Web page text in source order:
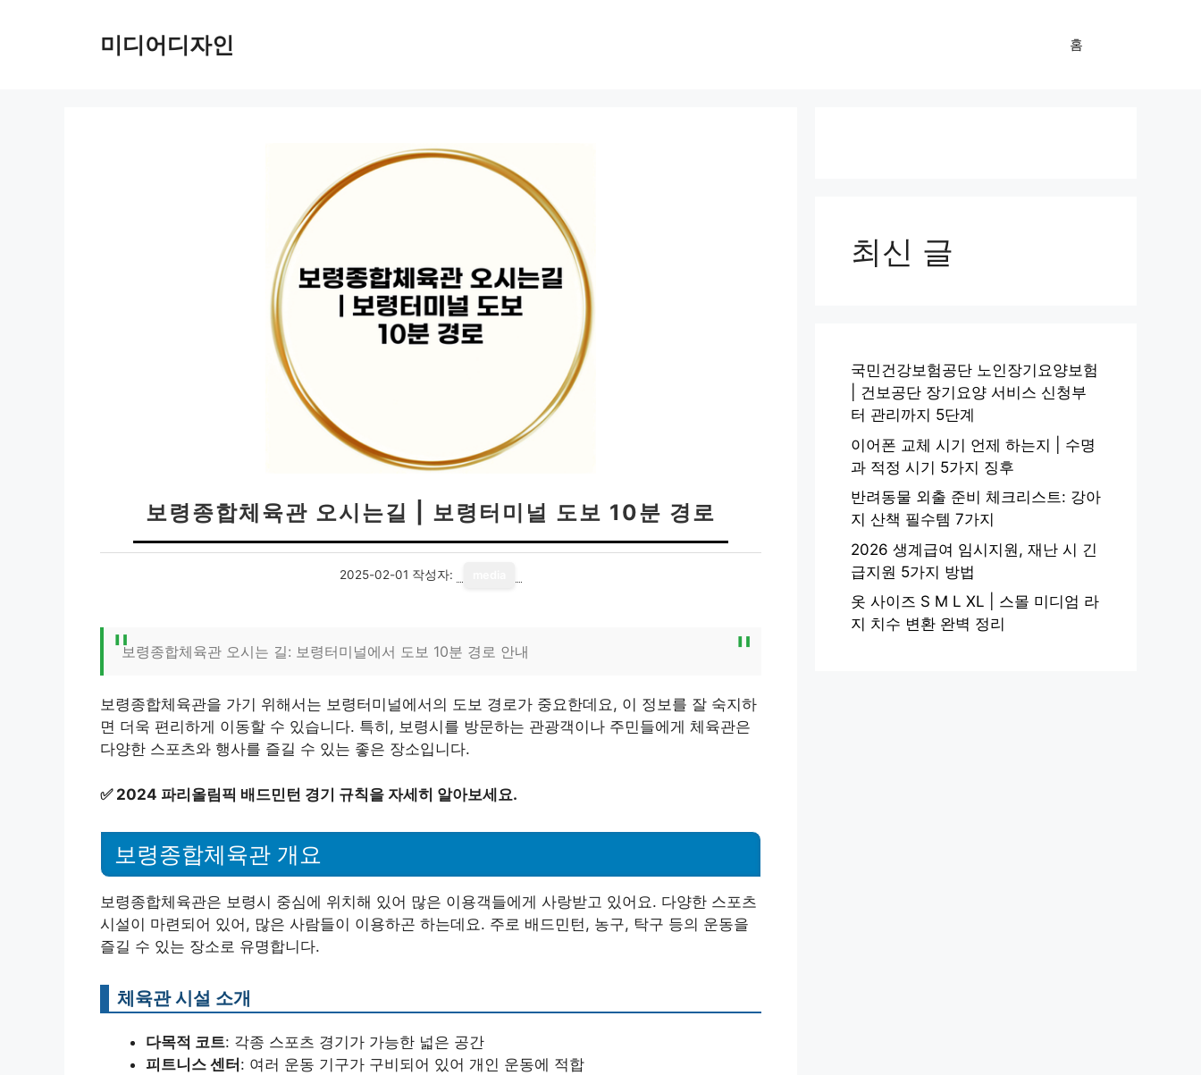
미디어디자인 홈
보령종합체육관 오시는길 | 보령터미널 도보 10분 경로
2025-02-01 작성자:
보령종합체육관 오시는 길: 보령터미널에서 도보 10분 경로 안내
보령종합체육관을 가기 위해서는 보령터미널에서의 도보 경로가 중요한데요, 이 정보를 잘 숙지하
면 더욱 편리하게 이동할 수 있습니다. 특히, 보령시를 방문하는 관광객이나 주민들에게 체육관은
다양한 스포츠와 행사를 즐길 수 있는 좋은 장소입니다.
✅ 2024 파리올림픽 배드민턴 경기 규칙을 자세히 알아보세요.
보령종합체육관 개요
보령종합체육관은 보령시 중심에 위치해 있어 많은 이용객들에게 사랑받고 있어요. 다양한 스포츠
시설이 마련되어 있어, 많은 사람들이 이용하곤 하는데요. 주로 배드민턴, 농구, 탁구 등의 운동을
즐길 수 있는 장소로 유명합니다.
체육관 시설 소개
다목적 코트: 각종 스포츠 경기가 가능한 넓은 공간
피트니스 센터 : 여러 운동 기구가 구비되어 있어 개인 운동에 적합
최신 글
국민건강보험공단 노인장기요양보험
| 건보공단 장기요양 서비스 신청부
터 관리까지 5단계
이어폰 교체 시기 언제 하는지 | 수명
과 적정 시기 5가지 징후
반려동물 외출 준비 체크리스트: 강아
지 산책 필수템 7가지
2026 생계급여 임시지원, 재난 시 긴
급지원 5가지 방법
옷 사이즈 S M L XL | 스몰 미디엄 라
지 치수 변환 완벽 정리